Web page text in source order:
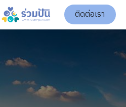
ติดต่อเรา